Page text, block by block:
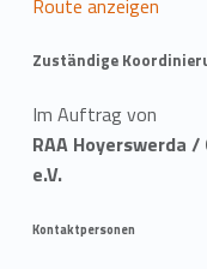
i
o
n
Route anzeigen
Zuständige
Im Auftrag von
RAA Hoyerswerda /
e.V.
Kontaktpersonen